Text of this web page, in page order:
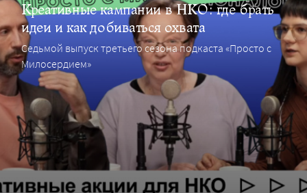
Креативные кампании в НКО: где брать
идеи и как добиваться охвата
Седьмой выпуск третьего сезона подкаста «Просто с
Милосердием»